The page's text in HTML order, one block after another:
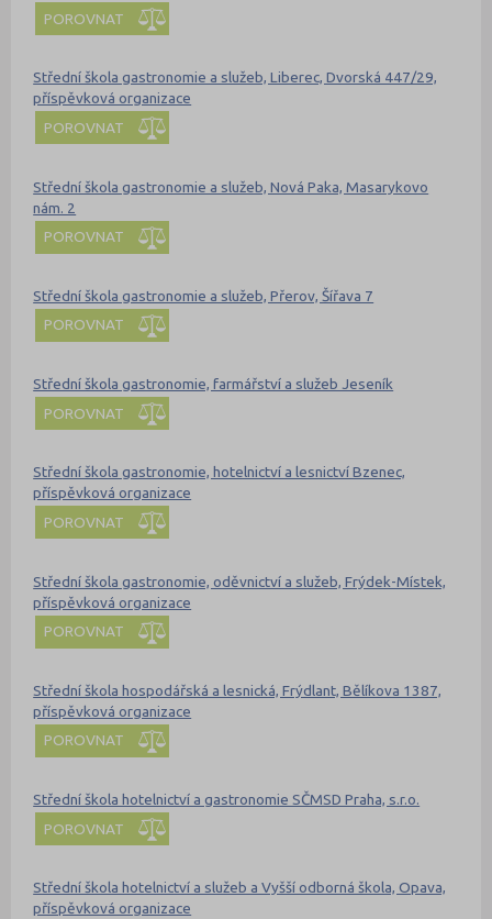
POROVNAT
Střední škola gastronomie a služeb, Liberec, Dvorská 447/29,
příspěvková organizace
POROVNAT
Střední škola gastronomie a služeb, Nová Paka, Masarykovo
nám. 2
POROVNAT
Střední škola gastronomie a služeb, Přerov, Šířava 7
POROVNAT
Střední škola gastronomie, farmářství a služeb Jeseník
POROVNAT
Střední škola gastronomie, hotelnictví a lesnictví Bzenec,
příspěvková organizace
POROVNAT
Střední škola gastronomie, oděvnictví a služeb, Frýdek-Místek,
příspěvková organizace
POROVNAT
Střední škola hospodářská a lesnická, Frýdlant, Bělíkova 1387,
příspěvková organizace
POROVNAT
Střední škola hotelnictví a gastronomie SČMSD Praha, s.r.o.
POROVNAT
Střední škola hotelnictví a služeb a Vyšší odborná škola, Opava,
příspěvková organizace